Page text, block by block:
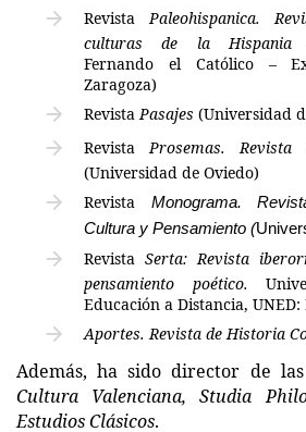
Revista Paleohispanica.
culturas de la Hispania
Fernando el Católico –
Zaragoza)
Revista Pasajes (Universidad
Revista Prosemas. Revista
(Universidad de Oviedo)
Revista
Monograma.
Cultura y Pensamiento (
Revista Serta: Revista
pensamiento poético.
Educación a Distancia, UNED:
Aportes. Revista de Historia
Además, ha sido director de
Cultura Valenciana, Studia
Estudios Clásicos.